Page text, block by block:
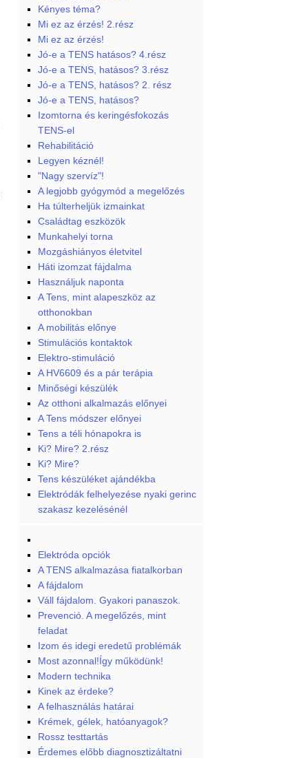
Kényes téma?
Mi ez az érzés! 2.rész
Mi ez az érzés!
Jó-e a TENS hatásos? 4.rész
Jó-e a TENS, hatásos? 3.rész
Jó-e a TENS, hatásos? 2. rész
Jó-e a TENS, hatásos?
Izomtorna és keringésfokozás
TENS-el
Rehabilitáció
Legyen kéznél!
"Nagy szervíz"!
A legjobb gyógymód a megelőzés
Ha túlterheljük izmainkat
Családtag eszközök
Munkahelyi torna
Mozgáshiányos életvitel
Háti izomzat fájdalma
Használjuk naponta
A Tens, mint alapeszköz az
otthonokban
A mobilitás előnye
Stimulációs kontaktok
Elektro-stimuláció
A HV6609 és a pár terápia
Minőségi készülék
Az otthoni alkalmazás előnyei
A Tens módszer előnyei
Tens a téli hónapokra is
Ki? Mire? 2.rész
Ki? Mire?
Tens készüléket ajándékba
Elektródák felhelyezése nyaki gerinc
szakasz kezelésénél
Elektróda opciók
A TENS alkalmazása fiatalkorban
A fájdalom
Váll fájdalom. Gyakori panaszok.
Prevenció. A megelőzés, mint
feladat
Izom és idegi eredetű problémák
Most azonnal!Így működünk!
Modern technika
Kinek az érdeke?
A felhasználás határai
Krémek, gélek, hatóanyagok?
Rossz testtartás
Érdemes előbb diagnosztizáltatni